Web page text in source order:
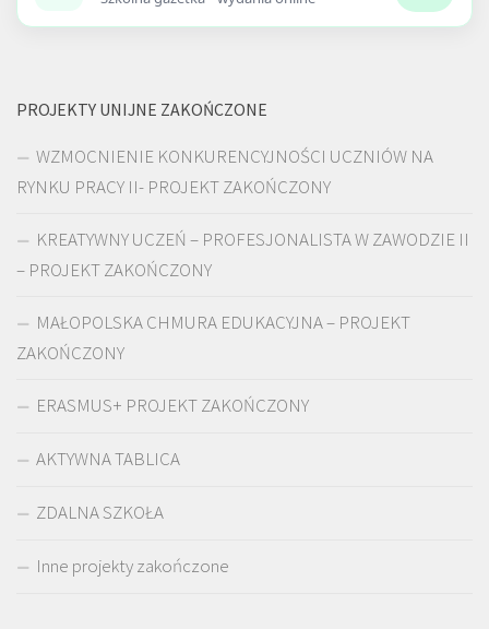
PROJEKTY UNIJNE ZAKOŃCZONE
WZMOCNIENIE KONKURENCYJNOŚCI UCZNIÓW NA
RYNKU PRACY II- PROJEKT ZAKOŃCZONY
KREATYWNY UCZEŃ – PROFESJONALISTA W ZAWODZIE II
– PROJEKT ZAKOŃCZONY
MAŁOPOLSKA CHMURA EDUKACYJNA – PROJEKT
ZAKOŃCZONY
ERASMUS+ PROJEKT ZAKOŃCZONY
AKTYWNA TABLICA
ZDALNA SZKOŁA
Inne projekty zakończone